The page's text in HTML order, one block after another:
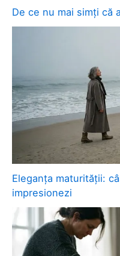
De ce nu mai simți că
Eleganța maturității:
impresionezi